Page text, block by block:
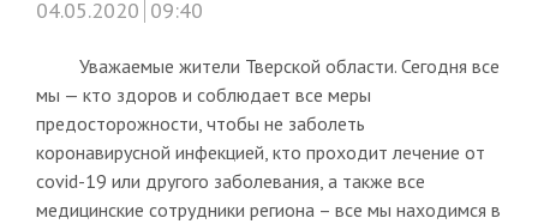
04.05.2020 09:40
Уважаемые жители Тверской области. Сегодня все
мы — кто здоров и соблюдает все меры
предосторожности, чтобы не заболеть
коронавирусной инфекцией, кто проходит лечение от
covid-19 или другого заболевания, а также все
медицинские сотрудники региона – все мы находимся в